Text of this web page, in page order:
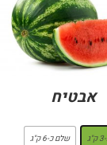
אבטיח
שלם כ-6 ק"ג